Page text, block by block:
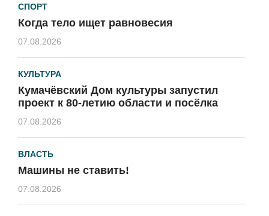
СПОРТ
Когда тело ищет равновесия
07.08.2026
КУЛЬТУРА
Кумачёвский Дом культуры запустил
проект к 80-летию области и посёлка
07.08.2026
ВЛАСТЬ
Машины не ставить!
07.08.2026